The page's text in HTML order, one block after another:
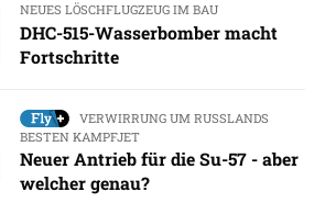
NEUES LÖSCHFLUGZEUG IM BAU
DHC-515-Wasserbomber macht
Fortschritte
VERWIRRUNG UM RUSSLANDS
BESTEN KAMPFJET
Neuer Antrieb für die Su-57 - aber
welcher genau?